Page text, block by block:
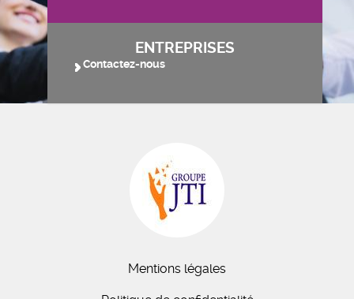
ENTREPRISES
Contactez-nous
Mentions légales